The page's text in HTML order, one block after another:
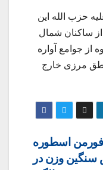
حزب الله این
دهد حدود 60000 نفر از ساکنان شمال
از جوامع آواره
مرزی خارج
اسطوره
وزن در